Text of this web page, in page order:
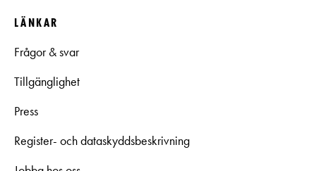
LÄNKAR
Frågor & svar
Tillgänglighet
Press
Register- och dataskyddsbeskrivning